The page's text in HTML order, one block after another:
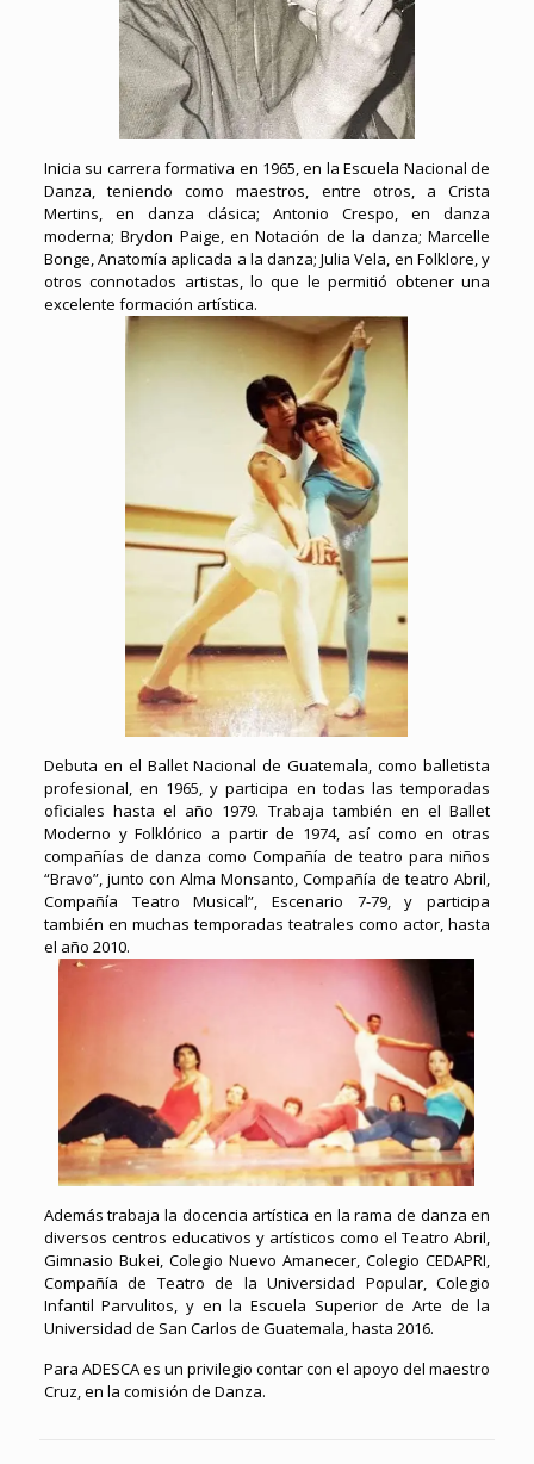
Inicia su carrera formativa en 1965, en la Escuela Nacional de
Danza, teniendo como maestros, entre otros, a Crista
Mertins, en danza clásica; Antonio Crespo, en danza
moderna; Brydon Paige, en Notación de la danza; Marcelle
Bonge, Anatomía aplicada a la danza; Julia Vela, en Folklore, y
otros connotados artistas, lo que le permitió obtener una
excelente formación artística.
Debuta en el Ballet Nacional de Guatemala, como balletista
profesional, en 1965, y participa en todas las temporadas
oficiales hasta el año 1979. Trabaja también en el Ballet
Moderno y Folklórico a partir de 1974, así como en otras
compañías de danza como Compañía de teatro para niños
“Bravo”, junto con Alma Monsanto, Compañía de teatro Abril,
Compañía Teatro Musical”, Escenario 7-79, y participa
también en muchas temporadas teatrales como actor, hasta
el año 2010.
Además trabaja la docencia artística en la rama de danza en
diversos centros educativos y artísticos como el Teatro Abril,
Gimnasio Bukei, Colegio Nuevo Amanecer, Colegio CEDAPRI,
Compañía de Teatro de la Universidad Popular, Colegio
Infantil Parvulitos, y en la Escuela Superior de Arte de la
Universidad de San Carlos de Guatemala, hasta 2016.
Para ADESCA es un privilegio contar con el apoyo del maestro
Cruz, en la comisión de Danza.